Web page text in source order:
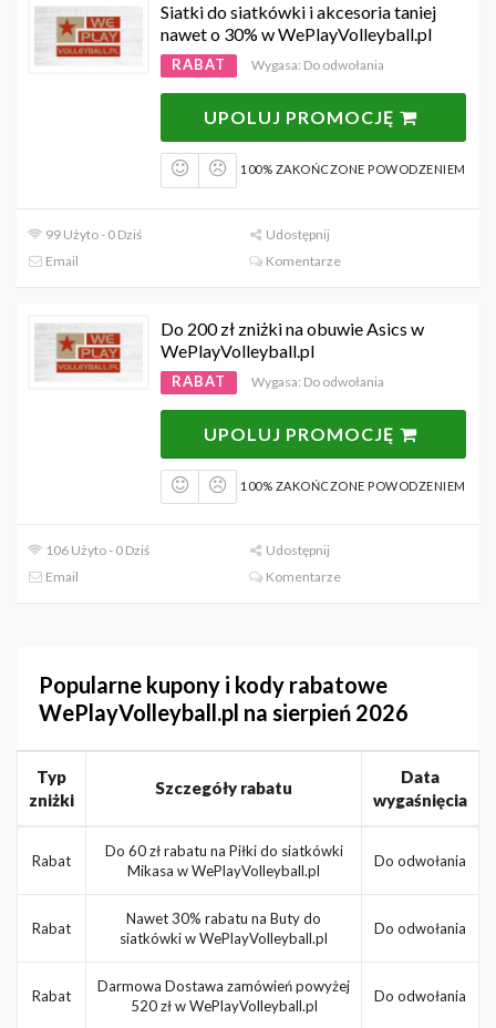
Siatki do siatkówki i akcesoria taniej
nawet o 30% w WePlayVolleyball.pl
RABAT Wygasa: Do odwołania
UPOLUJ PROMOCJĘ
100% ZAKOŃCZONE POWODZENIEM
99 Użyto - 0 Dziś
Udostępnij
Email
Komentarze
Do 200 zł zniżki na obuwie Asics w
WePlayVolleyball.pl
RABAT Wygasa: Do odwołania
UPOLUJ PROMOCJĘ
100% ZAKOŃCZONE POWODZENIEM
106 Użyto - 0 Dziś
Udostępnij
Email
Komentarze
Popularne kupony i kody rabatowe
WePlayVolleyball.pl na sierpień 2026
Typ
zniżki
Szczegóły rabatu
Data
wygaśnięcia
Rabat
Do 60 zł rabatu na Piłki do siatkówki
Mikasa w WePlayVolleyball.pl
Do odwołania
Rabat
Nawet 30% rabatu na Buty do
siatkówki w WePlayVolleyball.pl
Do odwołania
Rabat
Darmowa Dostawa zamówień powyżej
520 zł w WePlayVolleyball.pl
Do odwołania